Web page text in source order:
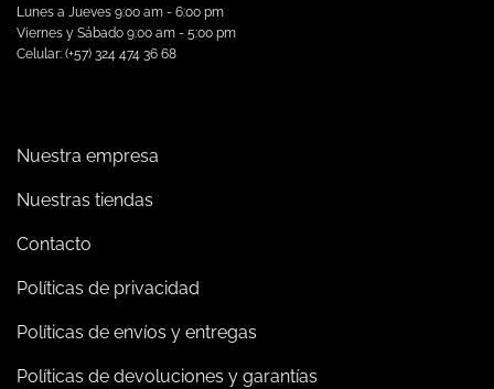
Lunes a Jueves 9:00 am - 6:00 pm
Viernes y Sábado 9:00 am - 5:00 pm
Celular: (+57) 324 474 36 68
Nuestra empresa
Nuestras tiendas
Contacto
Políticas de privacidad
Políticas de envíos y entregas
Políticas de devoluciones y garantías